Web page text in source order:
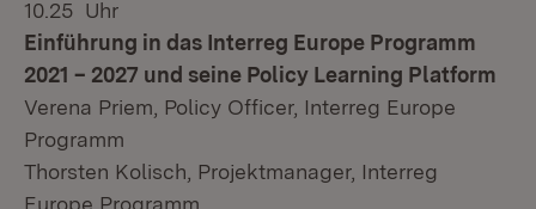
10.25 Uhr
Einführung in das Interreg Europe Programm
2021 – 2027 und seine Policy Learning Platform
Verena Priem, Policy Officer, Interreg Europe
Programm
Thorsten Kolisch, Projektmanager, Interreg
Europe Programm